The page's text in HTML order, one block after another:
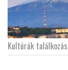
Kultúrák